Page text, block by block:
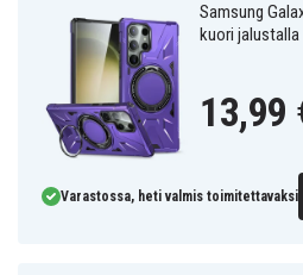
Samsung
kuori jalustalla
13,99
Varastossa, heti valmis toimitettavaksi